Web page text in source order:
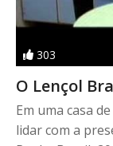
303
O Lençol
Em uma casa
lidar com a